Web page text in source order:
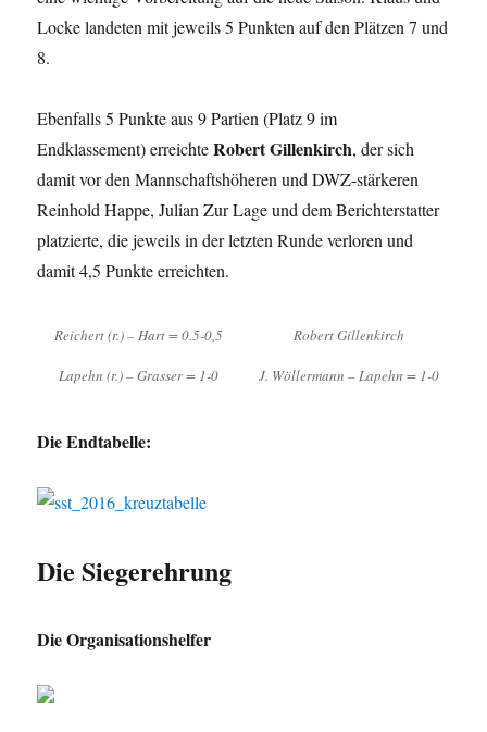
Locke landeten mit jeweils 5 Punkten auf den Plätzen 7 und
8.
Ebenfalls 5 Punkte aus 9 Partien (Platz 9 im
Endklassement) erreichteRobert Gillenkirch, der sich
damit vor den Mannschaftshöheren und DWZ-stärkeren
Reinhold Happe, Julian Zur Lage und dem Berichterstatter
platzierte, die jeweils in der letzten Runde verloren und
damit 4,5 Punkte erreichten.
Reichert (r.) – Hart = 0.5-0,5 Robert Gillenkirch
Lapehn (r.) – Grasser = 1-0 J. Wöllermann – Lapehn = 1-0
Die Endtabelle:
Die Siegerehrung
Die Organisationshelfer